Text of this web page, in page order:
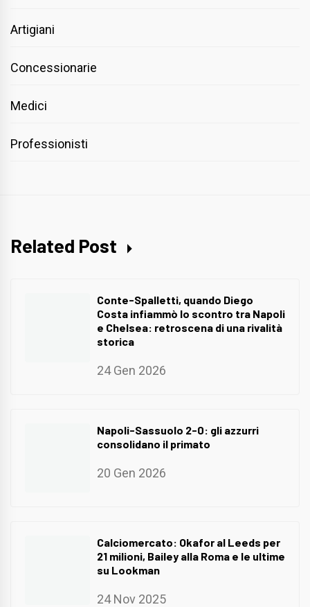
Artigiani
Concessionarie
Medici
Professionisti
Related Post
Conte-Spalletti, quando Diego
Costa infiammò lo scontro tra Napoli
e Chelsea: retroscena di una rivalità
storica
24 Gen 2026
Napoli-Sassuolo 2-0: gli azzurri
consolidano il primato
20 Gen 2026
Calciomercato: Okafor al Leeds per
21 milioni, Bailey alla Roma e le ultime
su Lookman
24 Nov 2025